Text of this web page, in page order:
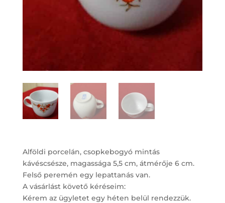
Alföldi porcelán, csopkebogyó mintás
kávéscsésze, magassága 5,5 cm, átmérője 6 cm.
Felső peremén egy lepattanás van.
A vásárlást követő kéréseim:
Kérem az ügyletet egy héten belül rendezzük.